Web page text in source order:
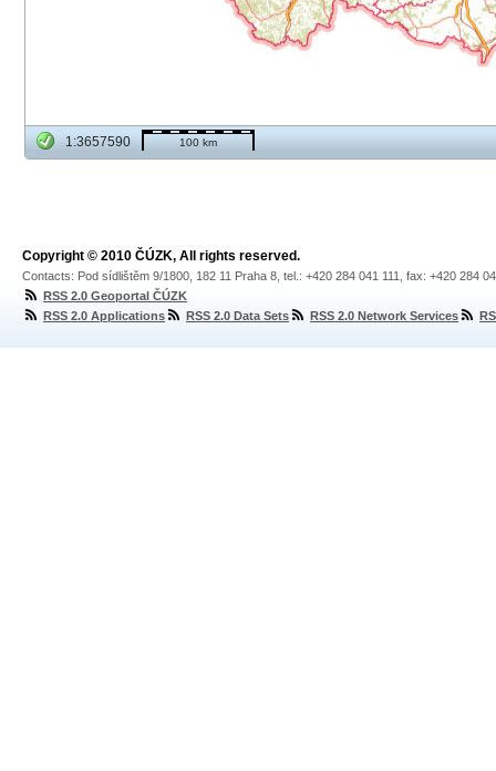
1:3657590 100 km
Copyright © 2010 ČÚZK, All rights reserved.
Contacts: Pod sídlištěm 9/1800, 182 11 Praha 8, tel.: +420 284 041 111, fax: +420 284
RSS 2.0 Geoportal ČÚZK
RSS 2.0 Applications
RSS 2.0 Data Sets RSS 2.0 Network Services